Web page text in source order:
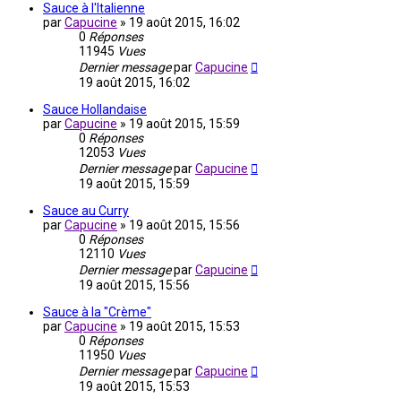
Sauce à l'Italienne
parCapucine » 19 août 2015, 16:02
0 Réponses
11945 Vues
Dernier messageparCapucine
19 août 2015, 16:02
Sauce Hollandaise
parCapucine » 19 août 2015, 15:59
0 Réponses
12053 Vues
Dernier messageparCapucine
19 août 2015, 15:59
Sauce au Curry
parCapucine » 19 août 2015, 15:56
0 Réponses
12110 Vues
Dernier messageparCapucine
19 août 2015, 15:56
Sauce à la "Crème"
parCapucine » 19 août 2015, 15:53
0 Réponses
11950 Vues
Dernier messageparCapucine
19 août 2015, 15:53